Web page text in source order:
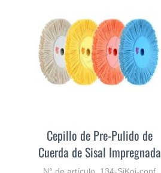
Cepillo de Pre-Pulido de
Cuerda de Sisal Impregnada
N° de artículo 134-SiKoi-conf